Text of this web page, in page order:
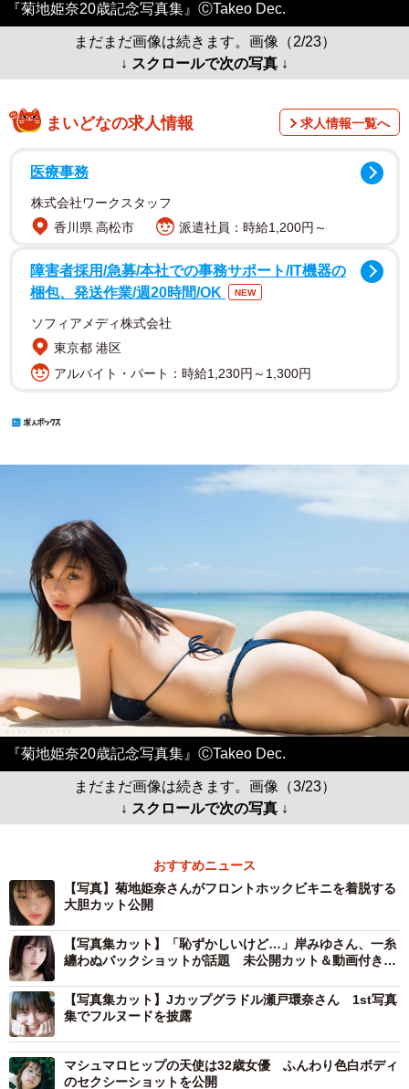
『菊地姫奈20歳記念写真集』ⒸTakeo Dec.
まだまだ画像は続きます。画像（2/23）
↓ スクロールで次の写真 ↓
まいどなの求人情報 求人情報一覧へ
医療事務
株式会社ワークスタッフ
香川県 高松市
派遣社員：時給1,200円～
障害者採用/急募/本社での事務サポート/IT機器の
梱包、発送作業/週20時間/OK
NEW
ソフィアメディ株式会社
東京都 港区
アルバイト・パート：時給1,230円～1,300円
『菊地姫奈20歳記念写真集』ⒸTakeo Dec.
まだまだ画像は続きます。画像（3/23）
↓ スクロールで次の写真 ↓
おすすめニュース
【写真】菊地姫奈さんがフロントホックビキニを着脱する
大胆カット公開
【写真集カット】「恥ずかしいけど…」岸みゆさん、一糸
纏わぬバックショットが話題 未公開カット＆動画付き電
【写真集カット】Jカップグラドル瀬戸環奈さん 1st写真
集でフルヌードを披露
マシュマロヒップの天使は32歳女優 ふんわり色白ボディ
のセクシーショットを公開